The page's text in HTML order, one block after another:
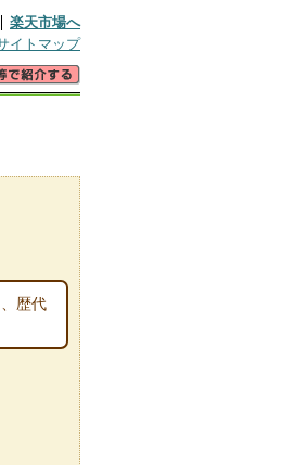
楽天市場へ
イトマップ
歴代